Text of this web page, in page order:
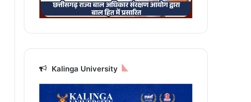
Kalinga University